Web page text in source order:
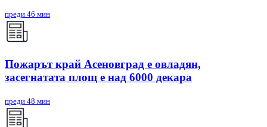
преди 46 мин
Пожарът край Асеновград е овладян,
засегнатата площ е над 6000 декара
преди 48 мин